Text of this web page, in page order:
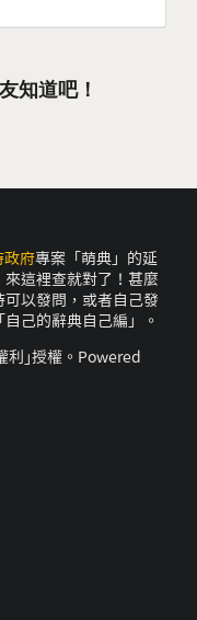
知道吧！
政府專案「萌典」的延
這裡查就對了！甚麼
以發問，或者自己發
己的辭典自己編」。
利｣授權。Powered